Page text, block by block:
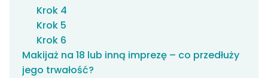
Krok 4
Krok 5
Krok 6
Makijaż na 18 lub inną imprezę – co przedłuży
jego trwałość?